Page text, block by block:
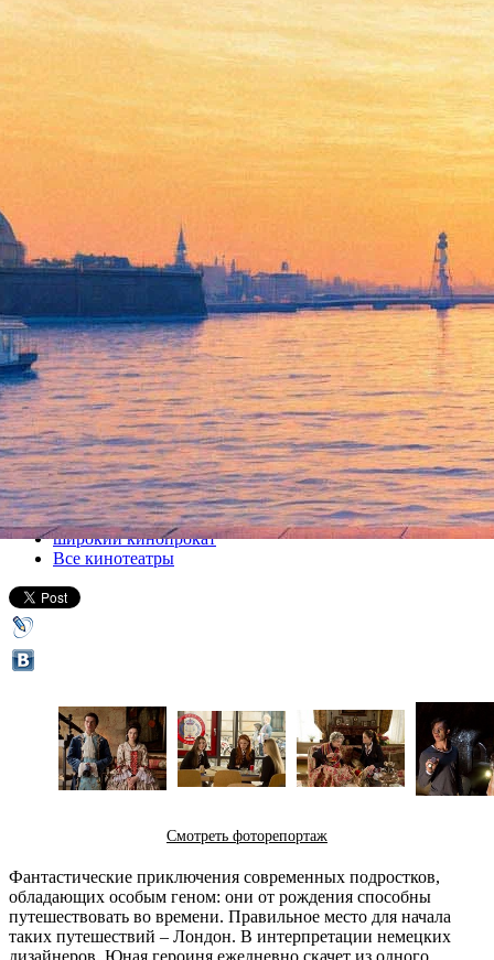
Таймлесс. Рубиновая книга
20 марта 2013, среда-10 апреля 2013, среда
Версия для печати
Все кино
широкий кинопрокат
Все кинотеатры
Смотреть фоторепортаж
Фантастические приключения современных подростков,
обладающих особым геном: они от рождения способны
путешествовать во времени. Правильное место для начала
таких путешествий – Лондон. В интерпретации немецких
дизайнеров. Юная героиня ежедневно скачет из одного